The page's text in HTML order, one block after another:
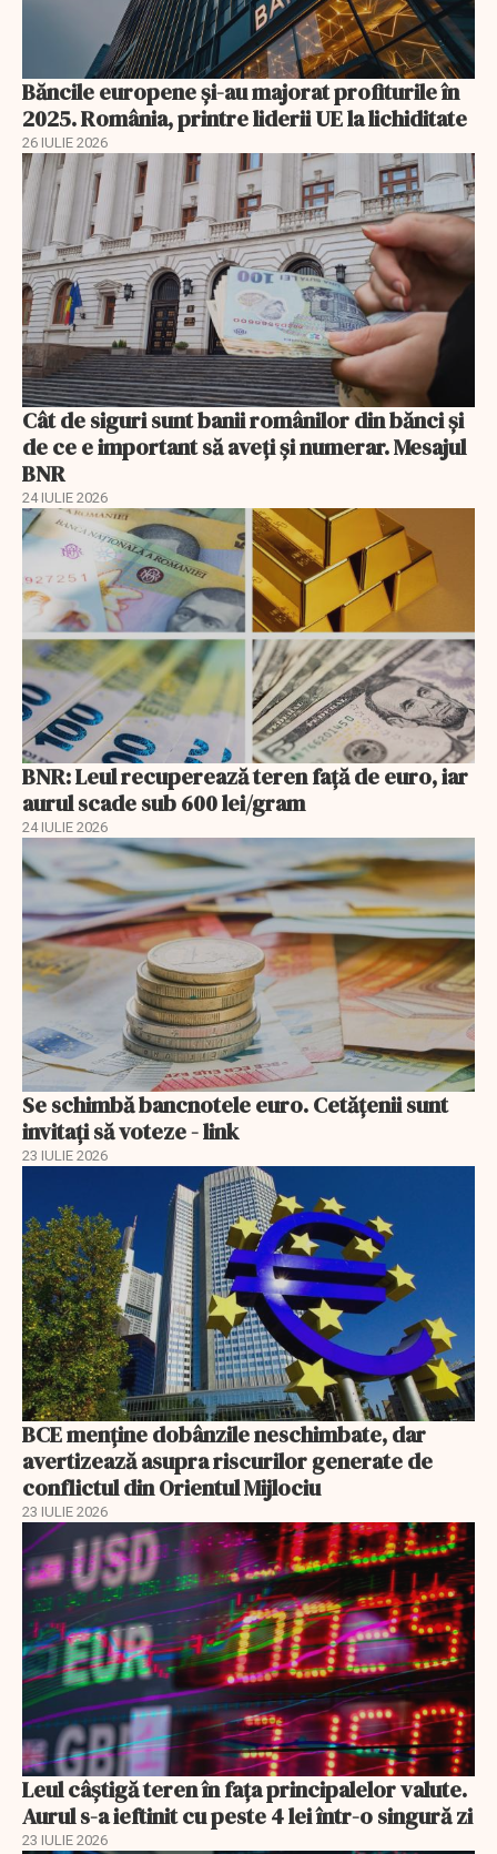
Băncile europene și-au majorat profiturile în
2025. România, printre liderii UE la lichiditate
26 IULIE 2026
Cât de siguri sunt banii românilor din bănci şi
de ce e important să aveţi şi numerar. Mesajul
BNR
24 IULIE 2026
BNR: Leul recuperează teren faţă de euro, iar
aurul scade sub 600 lei/gram
24 IULIE 2026
Se schimbă bancnotele euro. Cetățenii sunt
invitați să voteze - link
23 IULIE 2026
BCE menține dobânzile neschimbate, dar
avertizează asupra riscurilor generate de
conflictul din Orientul Mijlociu
23 IULIE 2026
Leul câștigă teren în fața principalelor valute.
Aurul s-a ieftinit cu peste 4 lei într-o singură zi
23 IULIE 2026